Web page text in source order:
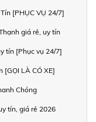
[PHỤC VỤ 24/7]
giá rẻ, uy tín
tín [Phục vụ 24/7]
[GỌI LÀ CÓ XE]
Chóng
tín, giá rẻ 2026